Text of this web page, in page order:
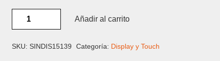
C/MARCO
Añadir al carrito
SKU: SINDIS15139 Categoría: Display y Touch